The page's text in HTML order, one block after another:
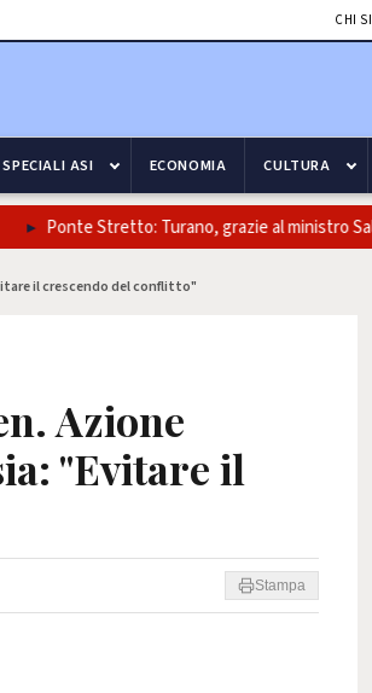
CHI
SPECIALI ASI ECONOMIA CULTURA
Ponte Stretto: Turano, grazie al ministro
il crescendo del conflitto"
Azione
"Evitare il
Stampa